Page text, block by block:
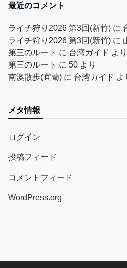
最近のコメント
ライチ狩り2026 第3回(新竹) に
ライチ狩り2026 第3回(新竹) に
第三のルート に 台湾ガイド より
第三のルート に 50 より
南澳散歩(宜蘭) に 台湾ガイド よ
メタ情報
ログイン
投稿フィード
コメントフィード
WordPress.org